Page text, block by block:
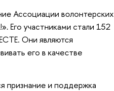
Ассоциации волонтерских
участниками стали 152
Они являются
его в качестве
и поддержка